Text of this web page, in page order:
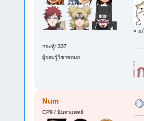
กระทู้: 337
ผู้รอบรู้วิชาซกมก
« แ
เซียนซกมก เล็กใ
Num
CP9 / นินจาแพทย์